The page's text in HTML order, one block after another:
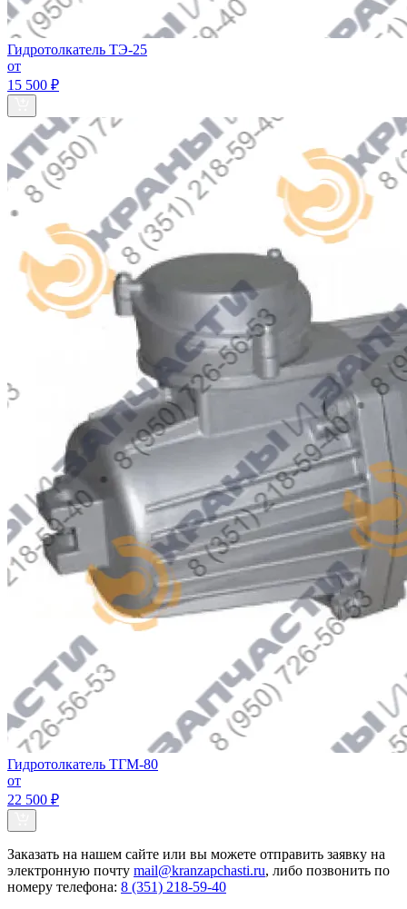
Гидротолкатель ТЭ-25
от
15 500 ₽
Гидротолкатель ТГМ-80
от
22 500 ₽
Заказать на нашем сайте или вы можете отправить заявку на
электронную почту mail@kranzapchasti.ru, либо позвонить по
номеру телефона: 8 (351) 218-59-40